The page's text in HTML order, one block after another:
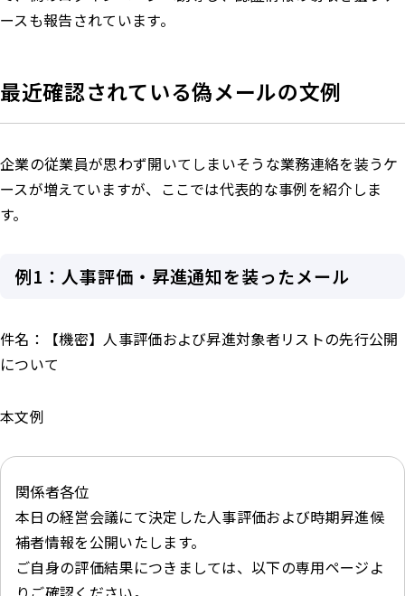
ースも報告されています。
最近確認されている偽メールの文例
企業の従業員が思わず開いてしまいそうな業務連絡を装うケ
ースが増えていますが、ここでは代表的な事例を紹介しま
す。
例1：人事評価・昇進通知を装ったメール
件名：【機密】人事評価および昇進対象者リストの先行公開
について
本文例
関係者各位
本日の経営会議にて決定した人事評価および時期昇進候
補者情報を公開いたします。
ご自身の評価結果につきましては、以下の専用ページよ